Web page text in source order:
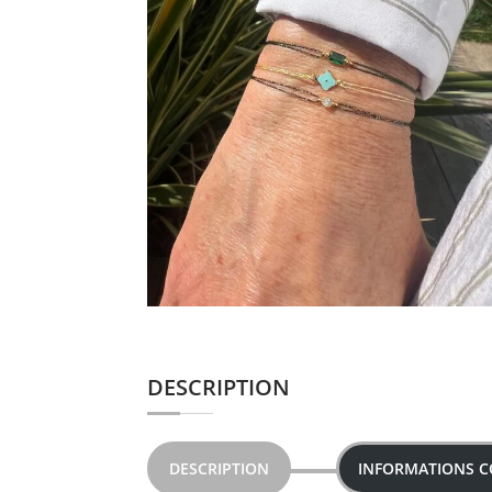
DESCRIPTION
DESCRIPTION INFORMATIONS